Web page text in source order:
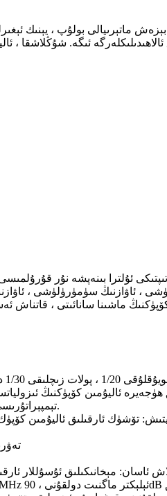
ماتېرىيالى بولۇپ ، يېنىك
ئىگە. شۇڭلاشقا ،
ئۇلترا بىنەپشە نۇر قۇرۇلمىسى-
، ئاۋازنىڭ سۈمۈرۈلۈشى ،
تېمپېراتۇرىسى 500-700 سېلسىيە گرادۇس ئەتراپىدا ، گەرچە كۆپۈك ئاليۇمىن قىزىغان تەقدىردىمۇ. 1400 سېلسىيە گرادۇسقىچە ئېرىمەيدۇ.
4 ،